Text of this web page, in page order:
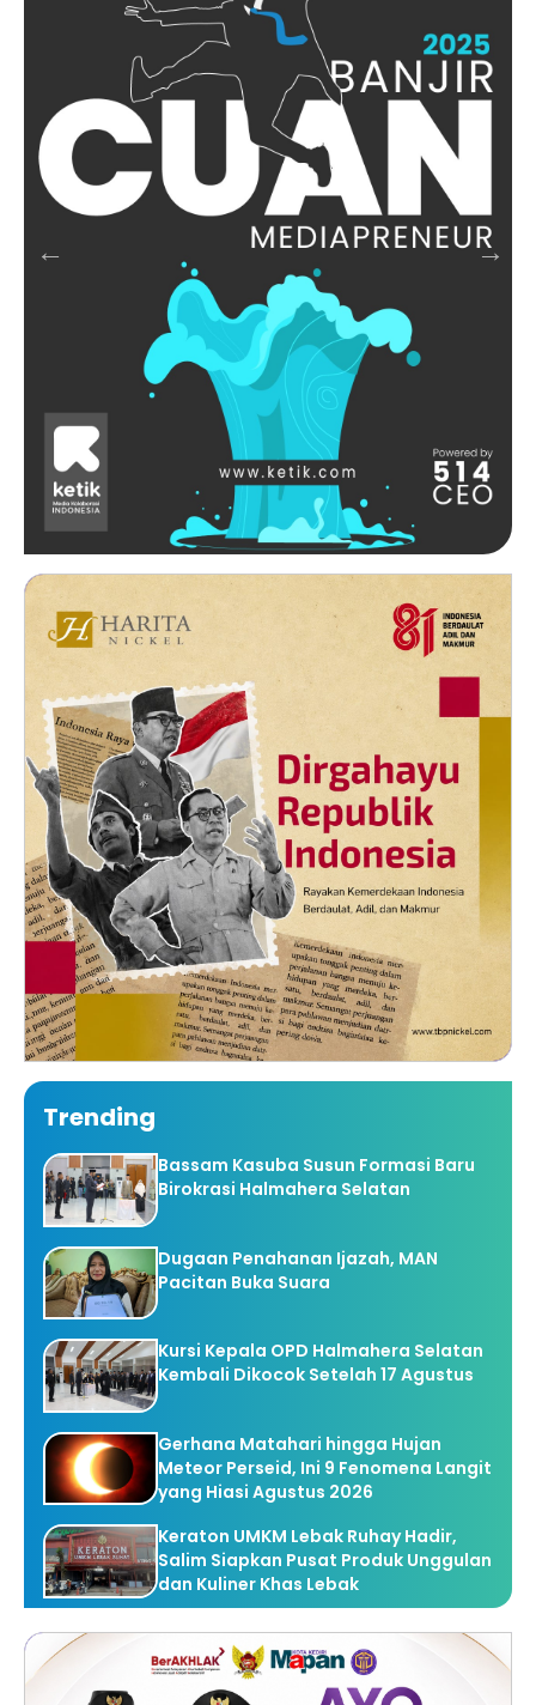
Trending
Bassam Kasuba Susun Formasi Baru
Birokrasi Halmahera Selatan
Dugaan Penahanan Ijazah, MAN
Pacitan Buka Suara
Kursi Kepala OPD Halmahera Selatan
Kembali Dikocok Setelah 17 Agustus
Gerhana Matahari hingga Hujan
Meteor Perseid, Ini 9 Fenomena Langit
yang Hiasi Agustus 2026
Keraton UMKM Lebak Ruhay Hadir,
Salim Siapkan Pusat Produk Unggulan
dan Kuliner Khas Lebak